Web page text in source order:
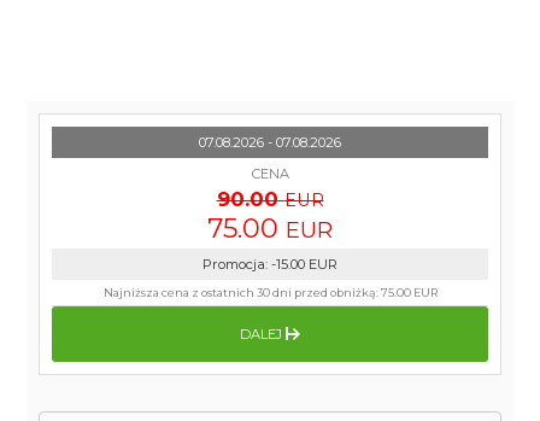
07.08.2026 - 07.08.2026
CENA
90.00 EUR
75.00 EUR
Promocja: -15.00 EUR
Najniższa cena z ostatnich 30 dni przed obniżką:75.00 EUR
DALEJ